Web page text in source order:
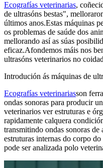
Ecografías veterinarias,
de ultrasóns bestas",
últimos anos.Estas máquinas
os problemas de saúde dos
mellorando así as súas
eficaz.Afondemos máis nos
ultrasóns veterinarios no
Introdución ás máquinas de
Ecografías veterinariasson
ondas sonoras para producir
veterinarios ver estruturas e
rapidamente calquera
transmitindo ondas sonoras de
estruturas internas do corpo
pode ser analizada polo